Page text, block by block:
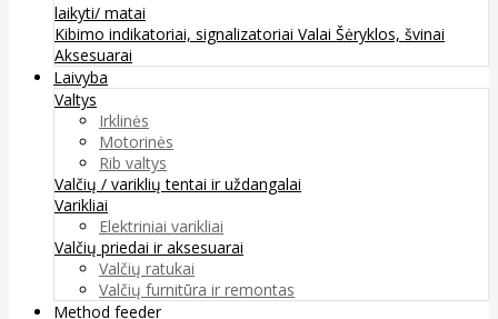
laikyti/ matai
Kibimo indikatoriai, signalizatoriai Valai Šėryklos, švinai
Aksesuarai
Laivyba
Valtys
Irklinės
Motorinės
Rib valtys
Valčių / variklių tentai ir uždangalai
Varikliai
Elektriniai varikliai
Valčių priedai ir aksesuarai
Valčių ratukai
Valčių furnitūra ir remontas
Method feeder